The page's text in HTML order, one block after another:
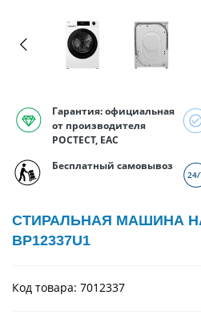
Гарантия: официальная
от производителя
РОСТЕСТ, EAC
Бесплатный самовывоз
СТИРАЛЬНАЯ МАШИНА
BP12337U1
Код товара: 7012337